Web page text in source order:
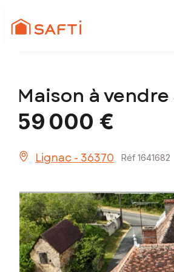
Maison à vendre
59 000 €
Lignac - 36370 Réf 1641682